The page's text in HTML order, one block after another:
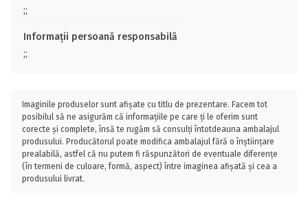
;;
Informații persoană responsabilă
;;
Imaginile produselor sunt afișate cu titlu de prezentare. Facem tot
posibilul să ne asigurăm că informațiile pe care ți le oferim sunt
corecte și complete, însă te rugăm să consulți întotdeauna ambalajul
produsului. Producătorul poate modifica ambalajul fără o înștiințare
prealabilă, astfel că nu putem fi răspunzători de eventuale diferențe
(în termeni de culoare, formă, aspect) între imaginea afișată și cea a
produsului livrat.